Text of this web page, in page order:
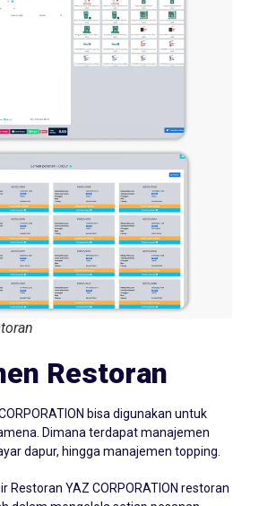
Restoran
Dimana terdapat manajemen
dapur, hingga manajemen topping.
dalam mengelola setiap pesanan.